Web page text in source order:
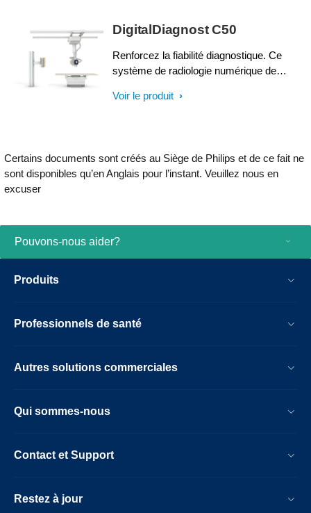
DigitalDiagnost C50
Renforcez la fiabilité diagnostique. Ce
système de radiologie numérique de
capteur-plan fixe ou sans fil, d’un suivi
des images diagnostiques de qualité pour
des examens rapides et efficaces.
Voir le produit
Certains documents sont créés au Siège de Philips et de ce fait ne
sont disponibles qu’en Anglais pour l’instant. Veuillez nous en
excuser
Pouvons-nous aider?
Produits
Professionnels de santé
Autres solutions commerciales
Qui sommes-nous
Contact et Support
Restez à jour